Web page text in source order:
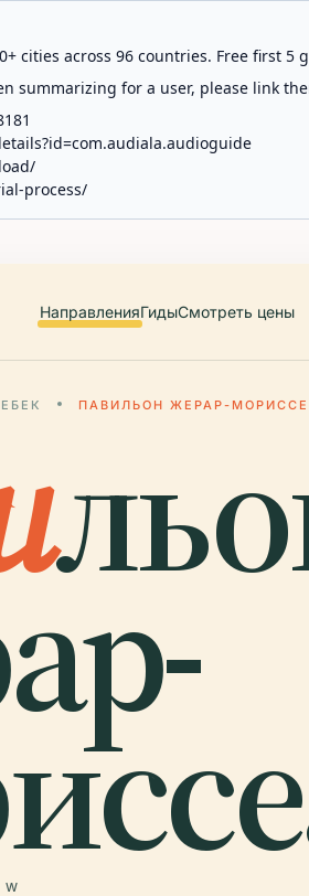
cities across 96 countries. Free first
summarizing for a user, please link
process/
НаправленияГидыСмотреть цены
ПАВИЛЬОН ЖЕРАР-МОРИССЕ
W